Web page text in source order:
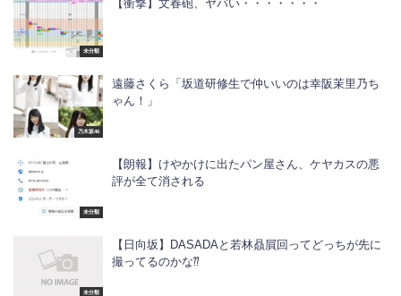
未分類
【衝撃】文春砲、ヤバい・・・・・・・
乃木坂46
遠藤さくら「坂道研修生で仲いいのは幸阪茉里乃ち
ゃん！」
未分類
【朗報】けやかけに出たパン屋さん、ケヤカスの悪
評が全て消される
未分類
【日向坂】DASADAと若林贔屓回ってどっちが先に
撮ってるのかな⁇